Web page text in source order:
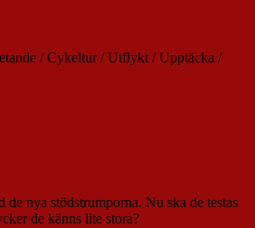
/ Cykeltur / Utflykt / Upptäcka /
de nya stödstrumporna. Nu ska de testas
de känns lite stora?